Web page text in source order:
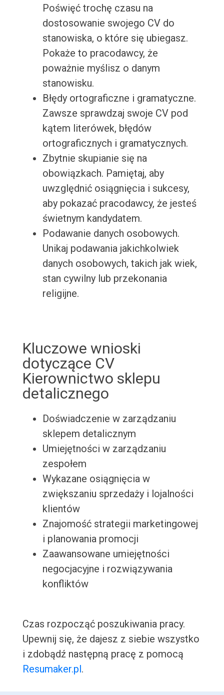
Poświęć trochę czasu na
dostosowanie swojego CV do
stanowiska, o które się ubiegasz.
Pokaże to pracodawcy, że
poważnie myślisz o danym
stanowisku.
Błędy ortograficzne i gramatyczne.
Zawsze sprawdzaj swoje CV pod
kątem literówek, błędów
ortograficznych i gramatycznych.
Zbytnie skupianie się na
obowiązkach. Pamiętaj, aby
uwzględnić osiągnięcia i sukcesy,
aby pokazać pracodawcy, że jesteś
świetnym kandydatem.
Podawanie danych osobowych.
Unikaj podawania jakichkolwiek
danych osobowych, takich jak wiek,
stan cywilny lub przekonania
religijne.
Kluczowe wnioski
dotyczące CV
Kierownictwo sklepu
detalicznego
Doświadczenie w zarządzaniu
sklepem detalicznym
Umiejętności w zarządzaniu
zespołem
Wykazane osiągnięcia w
zwiększaniu sprzedaży i lojalności
klientów
Znajomość strategii marketingowej
i planowania promocji
Zaawansowane umiejętności
negocjacyjne i rozwiązywania
konfliktów
Czas rozpocząć poszukiwania pracy.
Upewnij się, że dajesz z siebie wszystko
i zdobądź następną pracę z pomocą
Resumaker.pl.